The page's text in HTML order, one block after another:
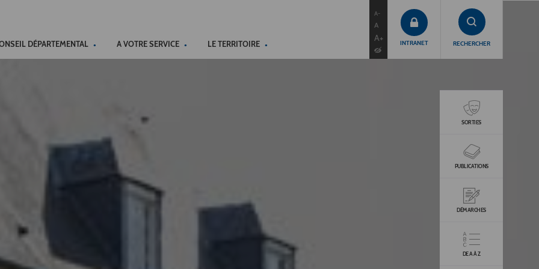
DÉPARTEMENTAL A VOTRE SERVICE LE TERRITOIRE
A-
A
A+ INTRANET RECHERCHER
SORTIES
PUBLICATIONS
DÉMARCHES
DE A À Z